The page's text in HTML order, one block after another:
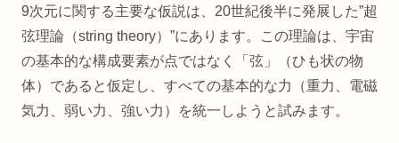
9次元に関する主要な仮説は、20世紀後半に発展した”超
弦理論（string theory）”にあります。この理論は、宇宙
の基本的な構成要素が点ではなく「弦」（ひも状の物
体）であると仮定し、すべての基本的な力（重力、電磁
気力、弱い力、強い力）を統一しようと試みます。